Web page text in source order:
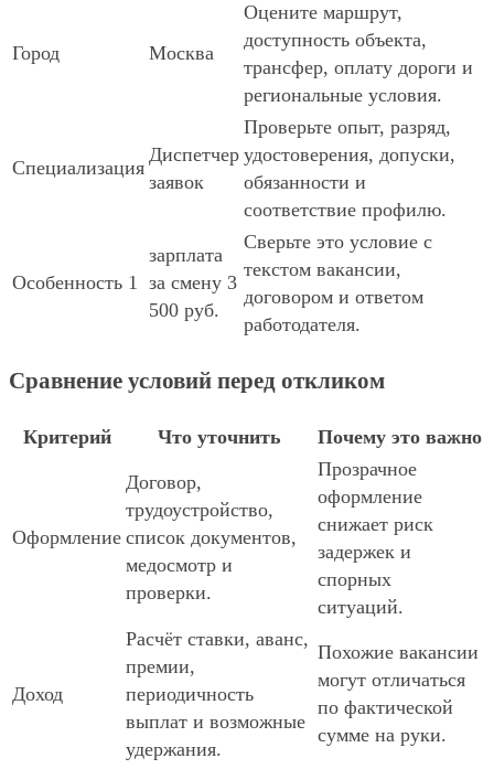
Город Москва
Оцените маршрут,
доступность объекта,
трансфер, оплату дороги и
региональные условия.
Специализация
Диспетчер
заявок
Проверьте опыт, разряд,
удостоверения, допуски,
обязанности и
соответствие профилю.
Особенность 1
зарплата
за смену 3
500 руб.
Сверьте это условие с
текстом вакансии,
договором и ответом
работодателя.
Сравнение условий перед откликом
Критерий Что уточнить Почему это важно
Оформление
Договор,
трудоустройство,
список документов,
медосмотр и
проверки.
Прозрачное
оформление
снижает риск
задержек и
спорных
ситуаций.
Доход
Расчёт ставки, аванс,
премии,
периодичность
выплат и возможные
удержания.
Похожие вакансии
могут отличаться
по фактической
сумме на руки.